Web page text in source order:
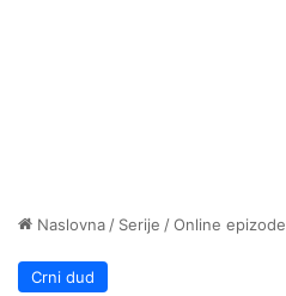
Naslovna / Serije /Online epizode
Crni dud